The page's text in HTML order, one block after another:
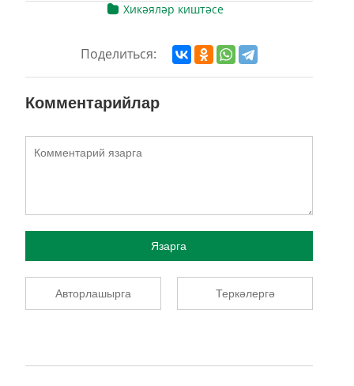
Хикәяләр киштәсе
Поделиться:
Комментарийлар
Язарга
Авторлашырга Теркәлергә